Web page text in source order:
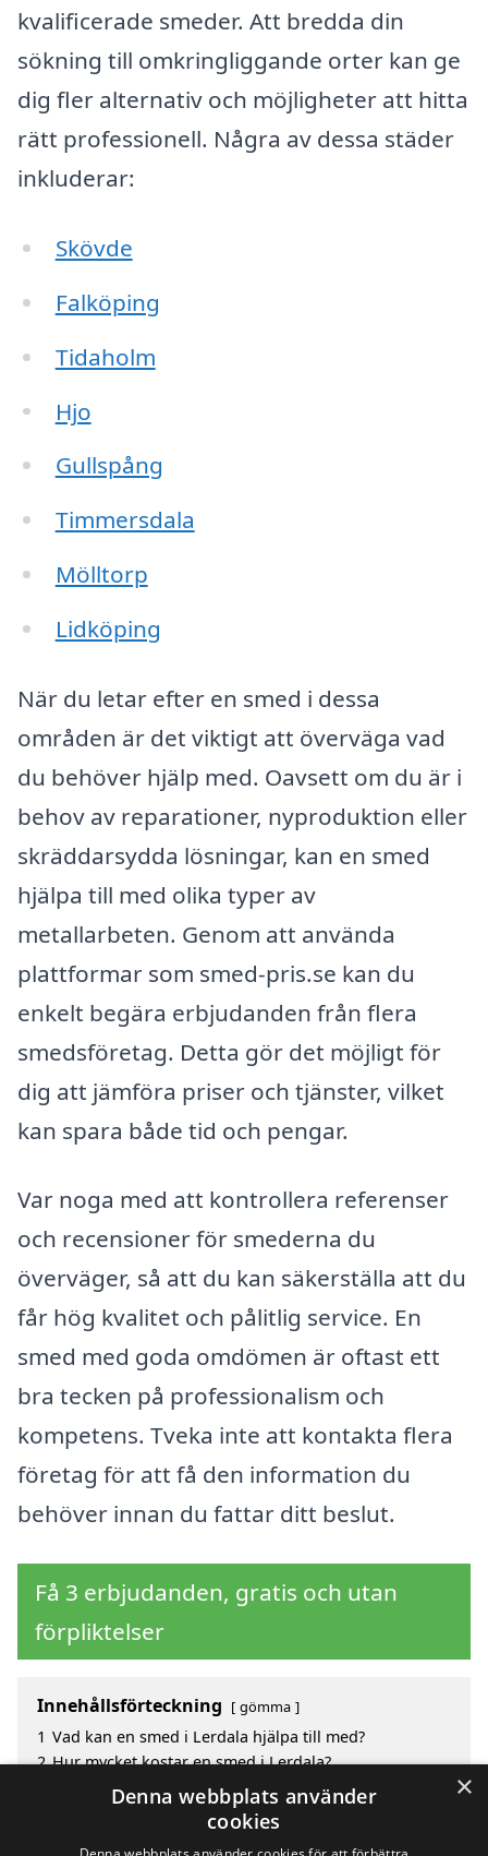
kvalificerade smeder. Att bredda din
sökning till omkringliggande orter kan ge
dig fler alternativ och möjligheter att hitta
rätt professionell. Några av dessa städer
inkluderar:
Skövde
Falköping
Tidaholm
Hjo
Gullspång
Timmersdala
Mölltorp
Lidköping
När du letar efter en smed i dessa
områden är det viktigt att överväga vad
du behöver hjälp med. Oavsett om du är i
behov av reparationer, nyproduktion eller
skräddarsydda lösningar, kan en smed
hjälpa till med olika typer av
metallarbeten. Genom att använda
plattformar som smed-pris.se kan du
enkelt begära erbjudanden från flera
smedsföretag. Detta gör det möjligt för
dig att jämföra priser och tjänster, vilket
kan spara både tid och pengar.
Var noga med att kontrollera referenser
och recensioner för smederna du
överväger, så att du kan säkerställa att du
får hög kvalitet och pålitlig service. En
smed med goda omdömen är oftast ett
bra tecken på professionalism och
kompetens. Tveka inte att kontakta flera
företag för att få den information du
behöver innan du fattar ditt beslut.
Få 3 erbjudanden, gratis och utan
förpliktelser
Innehållsförteckning gömma
1 Vad kan en smed i Lerdala hjälpa till med?
2 Hur mycket kostar en smed i Lerdala?
Fördelar med att välja smed i Lerdala
Sök efter en skicklig smed i de omgivande städerna
×
Denna webbplats använder
cookies